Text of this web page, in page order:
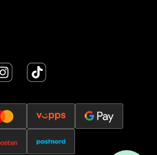
- Kvadrat
Sandnes